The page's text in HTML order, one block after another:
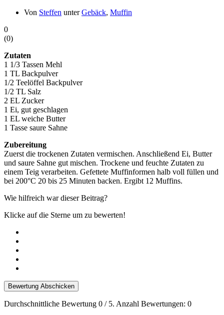
Von Steffen unterGebäck, Muffin
0
(0)
Zutaten
1 1/3 Tassen Mehl
1 TL Backpulver
1/2 Teelöffel Backpulver
1/2 TL Salz
2 EL Zucker
1 Ei, gut geschlagen
1 EL weiche Butter
1 Tasse saure Sahne
Zubereitung
Zuerst die trockenen Zutaten vermischen. Anschließend Ei, Butter
und saure Sahne gut mischen. Trockene und feuchte Zutaten zu
einem Teig verarbeiten. Gefettete Muffinformen halb voll füllen und
bei 200°C 20 bis 25 Minuten backen. Ergibt 12 Muffins.
Wie hilfreich war dieser Beitrag?
Klicke auf die Sterne um zu bewerten!
Bewertung Abschicken
Durchschnittliche Bewertung 0 / 5. Anzahl Bewertungen: 0